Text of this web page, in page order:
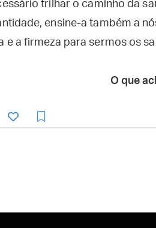
trilhar o caminho da
ensine-a também a
e a firmeza para sermos os
O que